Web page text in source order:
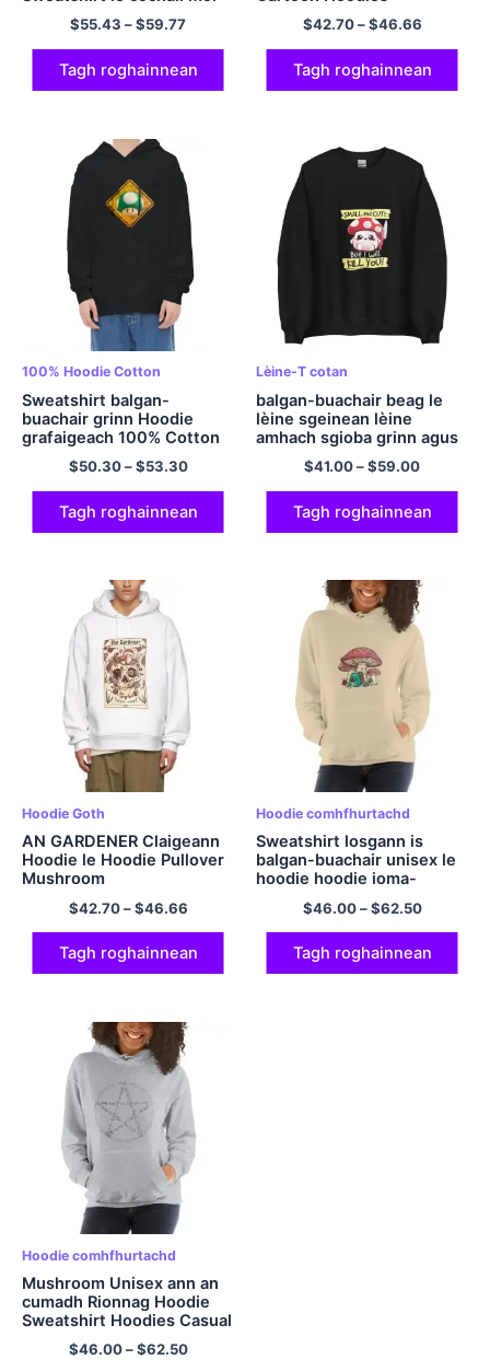
mheudach hoodies EU
Hoodies Polyester Hoodie
Multicolor
$55.43 –$59.77
Tagh roghainnean
Sweatshirt
$42.70–$46.66
Tagh roghainnean
100% Hoodie Cotton
Sweatshirt balgan-
buachair grinn Hoodie
grafaigeach 100% Cotton
ioma-dath
$50.30–$53.30
Tagh roghainnean
Lèine-T cotan
balgan-buachair beag le
lèine sgeinean lèine
amhach sgioba grinn agus
oilbheumach ioma-dath
$41.00–$59.00
Tagh roghainnean
Hoodie Goth
AN GARDENER Claigeann
Hoodie le Hoodie Pullover
Mushroom
$42.70–$46.66
Tagh roghainnean
Hoodie comhfhurtachd
Sweatshirt losgann is
balgan-buachair unisex le
hoodie hoodie ioma-
dhathach
$46.00–$62.50
Tagh roghainnean
Hoodie comhfhurtachd
Mushroom Unisex ann an
cumadh Rionnag Hoodie
Sweatshirt Hoodies Casual
Multicolor
$46.00–$62.50